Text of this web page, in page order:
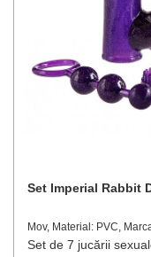
Set Imperial Rabbit
Mov, Material: PVC,
Set de 7 jucării